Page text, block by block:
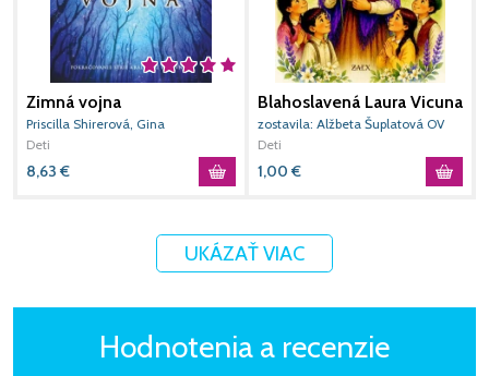
Zimná vojna
Priscilla Shirerová, Gina
Detwilerová
Deti
8,63 €
Blahoslavená Laura Vicuna
zostavila: Alžbeta Šuplatová OV
Deti
1,00 €
UKÁZAŤ VIAC
Hodnotenia a recenzie